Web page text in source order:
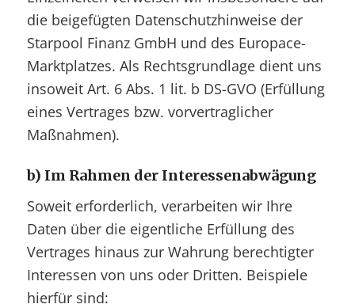
die beigefügten Datenschutzhinweise der
Starpool Finanz GmbH und des Europace-
Marktplatzes. Als Rechtsgrundlage dient uns
insoweit Art. 6 Abs. 1 lit. b DS-GVO (Erfüllung
eines Vertrages bzw. vorvertraglicher
Maßnahmen).
b) Im Rahmen der Interessenabwägung
Soweit erforderlich, verarbeiten wir Ihre
Daten über die eigentliche Erfüllung des
Vertrages hinaus zur Wahrung berechtigter
Interessen von uns oder Dritten. Beispiele
hierfür sind: